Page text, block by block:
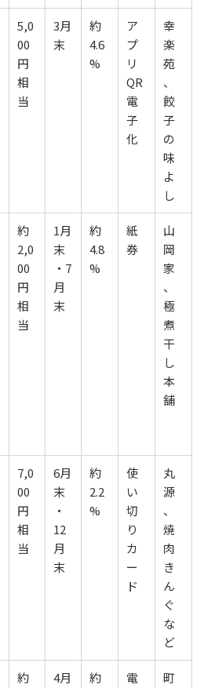
5,0
00
円
相
当
3月
末
約
4.6
%
ア
プ
リ
QR
電
子
化
幸
楽
苑
、
餃
子
の
味
よ
し
約
2,0
00
円
相
当
1月
末
・7
月
末
約
4.8
%
紙
券
山
岡
家
、
極
煮
干
し
本
舗
7,0
00
円
相
当
6月
末
・
12
月
末
約
2.2
%
使
い
切
り
カ
ー
ド
丸
源
、
焼
肉
き
ん
ぐ
な
ど
約 4月 約 電 町